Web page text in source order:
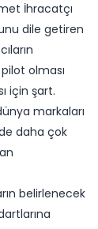
İhracatçı
dile getiren
olması
için şart.
markaları
daha çok
belirlenecek